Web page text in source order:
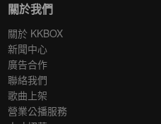
關於我們
關於 KKBOX
新聞中心
廣告合作
聯絡我們
歌曲上架
營業公播服務